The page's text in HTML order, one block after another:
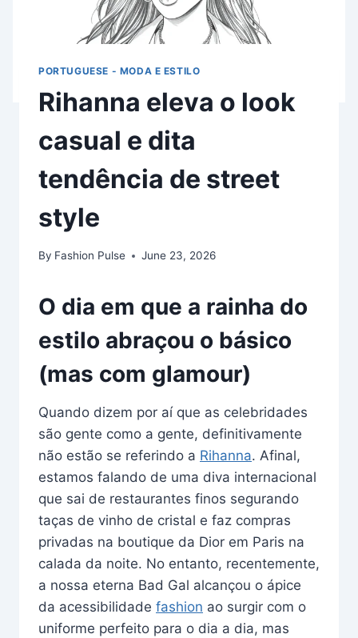
PORTUGUESE - MODA E ESTILO
Rihanna eleva o look
casual e dita
tendência de street
style
By Fashion Pulse June 23, 2026
O dia em que a rainha do
estilo abraçou o básico
(mas com glamour)
Quando dizem por aí que as celebridades
são gente como a gente, definitivamente
não estão se referindo a Rihanna. Afinal,
estamos falando de uma diva internacional
que sai de restaurantes finos segurando
taças de vinho de cristal e faz compras
privadas na boutique da Dior em Paris na
calada da noite. No entanto, recentemente,
a nossa eterna Bad Gal alcançou o ápice
da acessibilidade fashion ao surgir com o
uniforme perfeito para o dia a dia, mas